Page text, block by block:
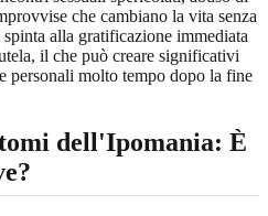
che cambiano la vita senza
alla gratificazione immediata
il che può creare significativi
personali molto tempo dopo la fine
dell'Ipomania: È